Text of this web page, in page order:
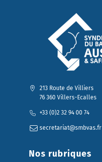
213 Route de Villiers
76 360 Villers-Ecalles
+33 (0)2 32 94 00 74
secretariat@smbvas.fr
Nos rubriques